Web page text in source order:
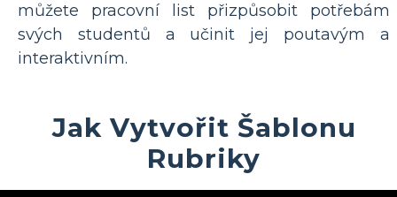
můžete pracovní list přizpůsobit potřebám
svých studentů a učinit jej poutavým a
interaktivním.
Jak Vytvořit Šablonu
Rubriky